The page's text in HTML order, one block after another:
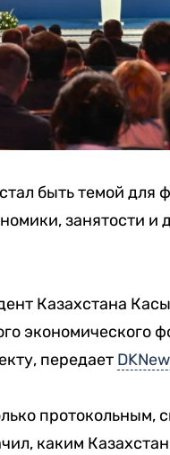
быть темой для
занятости и
Казахстана
экономического
передает
протокольным,
каким